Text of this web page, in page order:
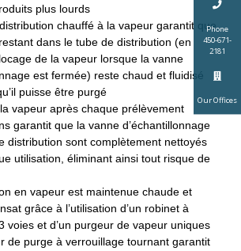
Phone
450-671-
2181
Our Offices
plus lourds
chauffé à la vapeur garantit que
dans le tube de distribution (en
de la vapeur lorsque la vanne
est fermée) reste chaud et fluidisé
puisse être purgé
vapeur après chaque prélèvement
garantit que la vanne d’échantillonnage
distribution sont complètement nettoyés
utilisation, éliminant ainsi tout risque de
en vapeur est maintenue chaude et
grâce à l’utilisation d’un robinet à
voies et d’un purgeur de vapeur uniques
de purge à verrouillage tournant garantit